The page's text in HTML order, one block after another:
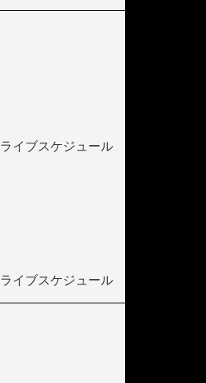
ライブスケジュール
ライブスケジュール